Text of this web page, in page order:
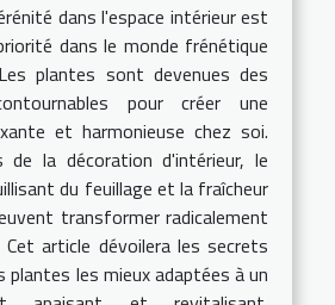
dans l'espace intérieur est
dans le monde frénétique
plantes sont devenues des
pour créer une
et harmonieuse chez soi.
de la décoration d'intérieur, le
du feuillage et la fraîcheur
transformer radicalement
article dévoilera les secrets
plantes les mieux adaptées à un